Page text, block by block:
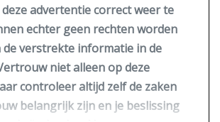
advertentie correct weer te
echter geen rechten worden
de verstrekte informatie in de
niet alleen op deze
controleer altijd zelf de zaken
belangrijk zijn en je beslissing